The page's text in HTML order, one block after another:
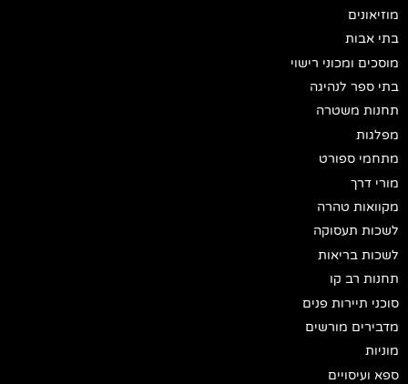
מוזיאונים
בתי אבות
מוסכים ומכוני רישוי
בתי ספר לנהיגה
תחנות משטרה
מפלגות
מתחמי ספורט
מורי דרך
מקוואות טהרה
לשכות תעסוקה
לשכות בריאות
תחנות רב קו
סוכני תיירות פנים
מדבירים מורשים
מוניות
ספא ועיסויים